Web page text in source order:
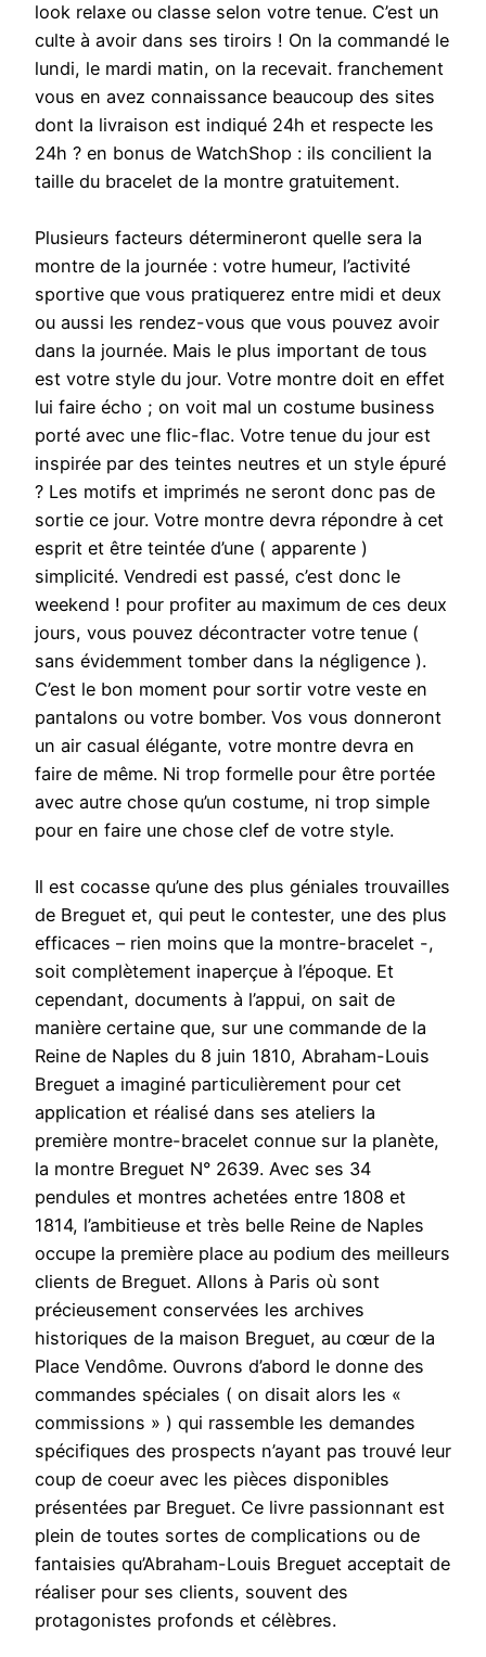
look relaxe ou classe selon votre tenue. C’est un
culte à avoir dans ses tiroirs ! On la commandé le
lundi, le mardi matin, on la recevait. franchement
vous en avez connaissance beaucoup des sites
dont la livraison est indiqué 24h et respecte les
24h ? en bonus de WatchShop : ils concilient la
taille du bracelet de la montre gratuitement.
Plusieurs facteurs détermineront quelle sera la
montre de la journée : votre humeur, l’activité
sportive que vous pratiquerez entre midi et deux
ou aussi les rendez-vous que vous pouvez avoir
dans la journée. Mais le plus important de tous
est votre style du jour. Votre montre doit en effet
lui faire écho ; on voit mal un costume business
porté avec une flic-flac. Votre tenue du jour est
inspirée par des teintes neutres et un style épuré
? Les motifs et imprimés ne seront donc pas de
sortie ce jour. Votre montre devra répondre à cet
esprit et être teintée d’une ( apparente )
simplicité. Vendredi est passé, c’est donc le
weekend ! pour profiter au maximum de ces deux
jours, vous pouvez décontracter votre tenue (
sans évidemment tomber dans la négligence ).
C’est le bon moment pour sortir votre veste en
pantalons ou votre bomber. Vos vous donneront
un air casual élégante, votre montre devra en
faire de même. Ni trop formelle pour être portée
avec autre chose qu’un costume, ni trop simple
pour en faire une chose clef de votre style.
Il est cocasse qu’une des plus géniales trouvailles
de Breguet et, qui peut le contester, une des plus
efficaces – rien moins que la montre-bracelet -,
soit complètement inaperçue à l’époque. Et
cependant, documents à l’appui, on sait de
manière certaine que, sur une commande de la
Reine de Naples du 8 juin 1810, Abraham-Louis
Breguet a imaginé particulièrement pour cet
application et réalisé dans ses ateliers la
première montre-bracelet connue sur la planète,
la montre Breguet N° 2639. Avec ses 34
pendules et montres achetées entre 1808 et
1814, l’ambitieuse et très belle Reine de Naples
occupe la première place au podium des meilleurs
clients de Breguet. Allons à Paris où sont
précieusement conservées les archives
historiques de la maison Breguet, au cœur de la
Place Vendôme. Ouvrons d’abord le donne des
commandes spéciales ( on disait alors les «
commissions » ) qui rassemble les demandes
spécifiques des prospects n’ayant pas trouvé leur
coup de coeur avec les pièces disponibles
présentées par Breguet. Ce livre passionnant est
plein de toutes sortes de complications ou de
fantaisies qu’Abraham-Louis Breguet acceptait de
réaliser pour ses clients, souvent des
protagonistes profonds et célèbres.